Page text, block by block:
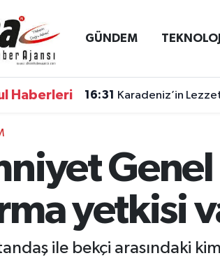
GÜNDEM TEKNOLOJİ
Haberleri 16:31 Karadeniz’in
yetkisi
ile bekçi arasındaki
Eczaneler
Vakitleri
Haritası